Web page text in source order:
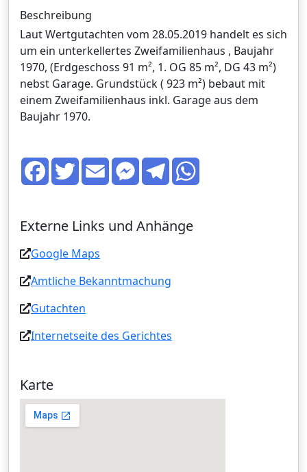
Beschreibung
Laut Wertgutachten vom 28.05.2019 handelt es sich
um ein unterkellertes Zweifamilienhaus , Baujahr
1970, (Erdgeschoss 91 m², 1. OG 85 m², DG 43 m²)
nebst Garage. Grundstück ( 923 m²) bebaut mit
einem Zweifamilienhaus inkl. Garage aus dem
Baujahr 1970.
F
c
o
T
w
e
r
E
m
a
M
s
n
g
T
a
Externe Links und Anhänge
Google Maps
Amtliche Bekanntmachung
Gutachten
Internetseite des Gerichtes
Karte